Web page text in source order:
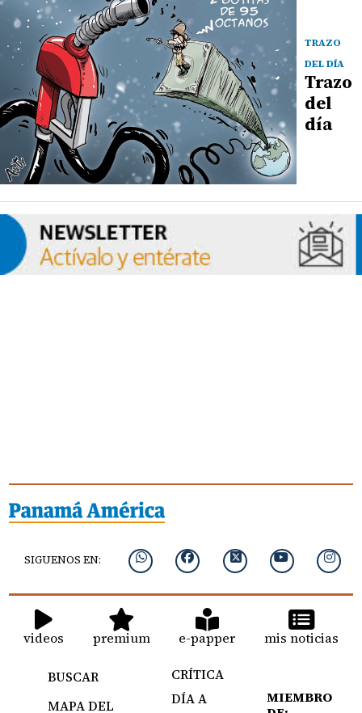
TRAZO
DEL DÍA
Trazo
del
día
SIGUENOS EN:
videos premium e-papper mis noticias
BUSCAR
MAPA DEL
CRÍTICA
DÍA A
MIEMBRO